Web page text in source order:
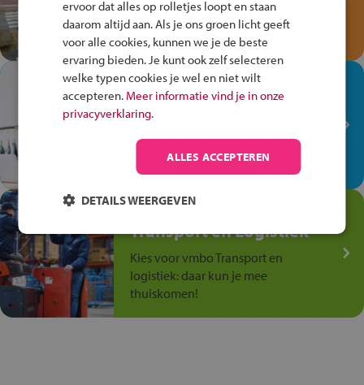
Speel het Fiets Veilig Verkeersspel
en win een Cortina-fiets!
In de winkel ben je op je
plek!
op de winkelvloer, waar elke dag
anders is!
Jouw talent in de
Transport en Logistiek
Kies voor vmbo Transport en
logistiek: daar kun je mee
thuiskomen!
ervoor dat alles op rolletjes loopt en staan
daarom altijd aan. Als je ons groen licht geeft
voor alle cookies, kunnen we je de beste
ervaring bieden. Je kunt ook zelf selecteren
welke typen cookies je wel en niet wilt
accepteren. Meer informatie vind je in onze
privacyverklaring.
ALLES ACCEPTEREN
DETAILS WEERGEVEN